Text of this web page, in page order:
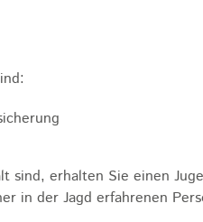
sind, erhalten Sie einen
in der Jagd erfahrenen